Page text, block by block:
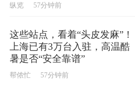
纵览 57分钟前
这些站点，看着“头皮发麻”！
上海已有3万台入驻，高温酷
暑是否“安全靠谱”
帮侬忙 57分钟前